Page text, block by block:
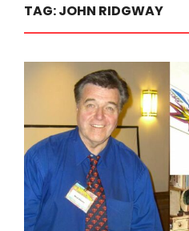
TAG:JOHN RIDGWAY